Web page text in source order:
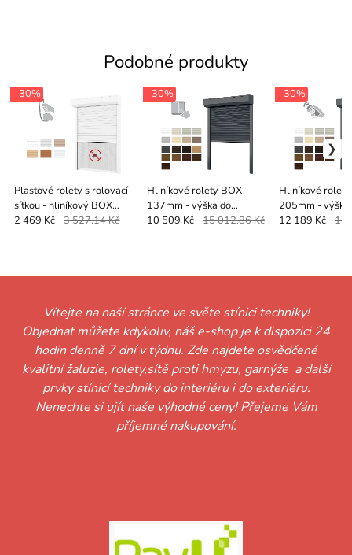
Podobné produkty
Plastové rolety s rolovací
síťkou - hliníkový BOX
165mm - výška do
- 30%
2 469 Kč 3 527.14 Kč
Hliníkové rolety BOX
137mm - výška do
1400mm - MOTOR -
- 30%
10 509 Kč 15 012.86 Kč
Hliníkové
205mm - výška
2900mm -
- 30%
12 189 Kč 17
Vítejte na naší stránce ve světe stínici techniky!
Objednat můžete kdykoliv, náš e-shop je k dispozici 24
hodin denně 7 dní v týdnu. Zde najdete osvědčené
kvalitní žaluzie, rolety,sítě proti hmyzu, garnýže a další
prvky stínicí techniky do interiéru i do exteriéru.
Nenechte si ujít naše výhodné ceny! Přejeme Vám
příjemné nakupování.